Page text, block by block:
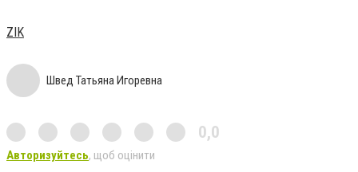
ZIK
Швед Татьяна Игоревна
0,0
Авторизуйтесь, щоб оцінити